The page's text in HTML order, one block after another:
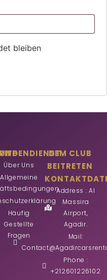
bleiben
Über Uns
Allgemeine
Häufig
Gestellte
Fragen
DEM CLUB
BEITRETEN
Address : Al
Massira
Airport,
Agadir.
Mail:
Phone :
+212601226102